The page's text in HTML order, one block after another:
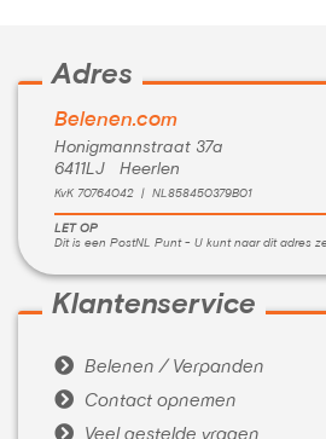
Adres
Belenen.com
Honigmannstraat 37a
6411LJ Heerlen
KvK 70764042 | NL858450379B01
LET OP
Dit is een PostNL Punt - U kunt naar dit adres
Klantenservice
 Belenen / Verpanden
 Contact opnemen
 Veel gestelde vragen